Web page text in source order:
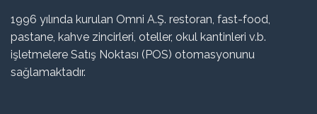
1996 yılında kurulan Omni A.Ş. restoran, fast-food,
pastane, kahve zincirleri, oteller, okul kantinleri v.b.
işletmelere Satış Noktası (POS) otomasyonunu
sağlamaktadır.